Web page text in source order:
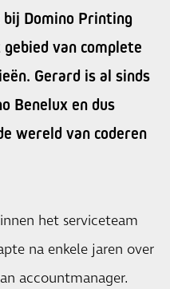
bij Domino Printing
van complete
Gerard is al sinds
Benelux en dus
wereld van coderen
het serviceteam
na enkele jaren over
accountmanager.